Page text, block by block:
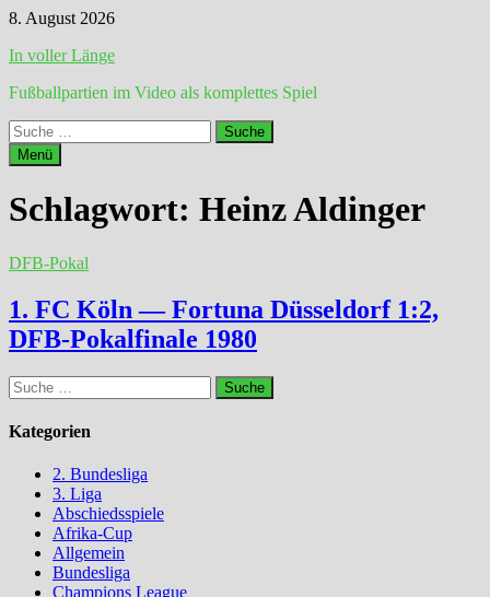
Zum
springen
8. August 2026
In voller Länge
Fußballpartien im Video als komplettes Spiel
Suche
nach:
Menü
Schlagwort: Heinz Aldinger
DFB-Pokal
1. FC Köln — Fortuna Düsseldorf 1:2,
DFB-Pokalfinale 1980
Suche
nach:
Kategorien
2. Bundesliga
3. Liga
Abschiedsspiele
Afrika-Cup
Allgemein
Bundesliga
Champions League